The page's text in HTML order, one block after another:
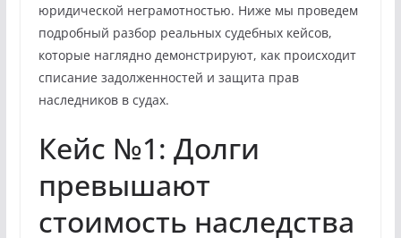
юридической неграмотностью. Ниже мы проведем
подробный разбор реальных судебных кейсов,
которые наглядно демонстрируют, как происходит
списание задолженностей и защита прав
наследников в судах.
Кейс №1: Долги
превышают
стоимость наследства